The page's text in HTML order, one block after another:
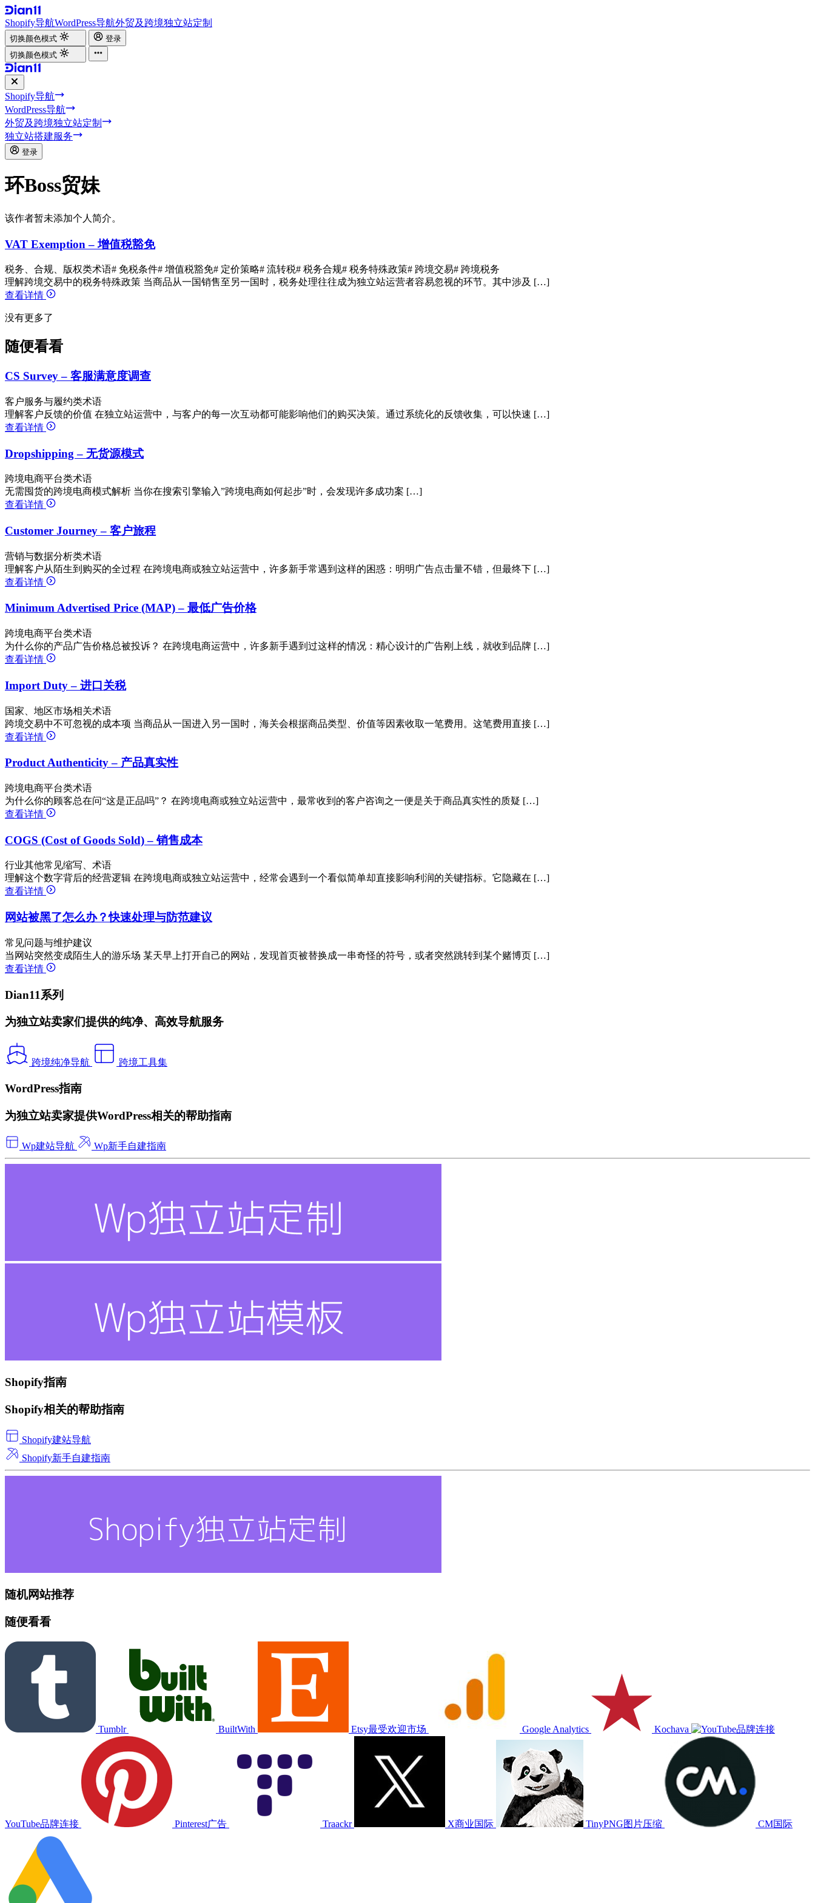
Shopify导航WordPress导航外贸及跨境独立站定制
切换颜色模式
登录
切换颜色模式
Shopify导航
WordPress导航
外贸及跨境独立站定制
独立站搭建服务
登录
环Boss贸妹
该作者暂未添加个人简介。
VAT Exemption – 增值税豁免
税务、合规、版权类术语# 免税条件# 增值税豁免# 定价策略# 流转税# 税务合规# 税务特殊政策# 跨境交易# 跨境税务
理解跨境交易中的税务特殊政策 当商品从一国销售至另一国时，税务处理往往成为独立站运营者容易忽视的环节。其中涉及 […]
查看详情
没有更多了
随便看看
CS Survey – 客服满意度调查
客户服务与履约类术语
理解客户反馈的价值 在独立站运营中，与客户的每一次互动都可能影响他们的购买决策。通过系统化的反馈收集，可以快速 […]
查看详情
Dropshipping – 无货源模式
跨境电商平台类术语
无需囤货的跨境电商模式解析 当你在搜索引擎输入”跨境电商如何起步”时，会发现许多成功案 […]
查看详情
Customer Journey – 客户旅程
营销与数据分析类术语
理解客户从陌生到购买的全过程 在跨境电商或独立站运营中，许多新手常遇到这样的困惑：明明广告点击量不错，但最终下 […]
查看详情
Minimum Advertised Price (MAP) – 最低广告价格
跨境电商平台类术语
为什么你的产品广告价格总被投诉？ 在跨境电商运营中，许多新手遇到过这样的情况：精心设计的广告刚上线，就收到品牌 […]
查看详情
Import Duty – 进口关税
国家、地区市场相关术语
跨境交易中不可忽视的成本项 当商品从一国进入另一国时，海关会根据商品类型、价值等因素收取一笔费用。这笔费用直接 […]
查看详情
Product Authenticity – 产品真实性
跨境电商平台类术语
为什么你的顾客总在问“这是正品吗”？ 在跨境电商或独立站运营中，最常收到的客户咨询之一便是关于商品真实性的质疑 […]
查看详情
COGS (Cost of Goods Sold) – 销售成本
行业其他常见缩写、术语
理解这个数字背后的经营逻辑 在跨境电商或独立站运营中，经常会遇到一个看似简单却直接影响利润的关键指标。它隐藏在 […]
查看详情
网站被黑了怎么办？快速处理与防范建议
常见问题与维护建议
当网站突然变成陌生人的游乐场 某天早上打开自己的网站，发现首页被替换成一串奇怪的符号，或者突然跳转到某个赌博页 […]
查看详情
Dian11系列
为独立站卖家们提供的纯净、高效导航服务
跨境纯净导航 跨境工具集
WordPress指南
为独立站卖家提供WordPress相关的帮助指南
Wp建站导航 Wp新手自建指南
Shopify指南
Shopify相关的帮助指南
Shopify建站导航
Shopify新手自建指南
随机网站推荐
随便看看
Tumblr BuiltWith Etsy最受欢迎市场 Google Analytics Kochava
YouTube品牌连接 Pinterest广告 Traackr X商业国际 TinyPNG图片压缩 CM国际